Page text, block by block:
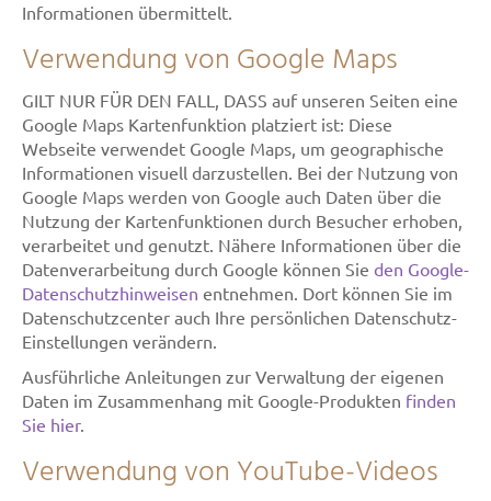
Informationen übermittelt.
Verwendung von Google Maps
GILT NUR FÜR DEN FALL, DASS auf unseren Seiten eine
Google Maps Kartenfunktion platziert ist: Diese
Webseite verwendet Google Maps, um geographische
Informationen visuell darzustellen. Bei der Nutzung von
Google Maps werden von Google auch Daten über die
Nutzung der Kartenfunktionen durch Besucher erhoben,
verarbeitet und genutzt. Nähere Informationen über die
Datenverarbeitung durch Google können Sie den Google-
Datenschutzhinweisen entnehmen. Dort können Sie im
Datenschutzcenter auch Ihre persönlichen Datenschutz-
Einstellungen verändern.
Ausführliche Anleitungen zur Verwaltung der eigenen
Daten im Zusammenhang mit Google-Produkten finden
Sie hier.
Verwendung von YouTube-Videos